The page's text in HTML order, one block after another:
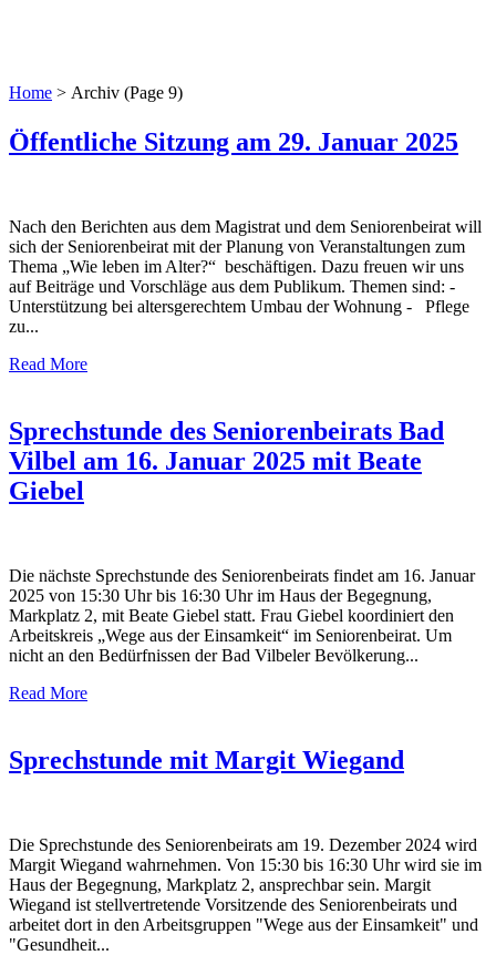
Home > Archiv (Page 9)
Öffentliche Sitzung am 29. Januar 2025
Nach den Berichten aus dem Magistrat und dem Seniorenbeirat will
sich der Seniorenbeirat mit der Planung von Veranstaltungen zum
Thema „Wie leben im Alter?“ beschäftigen. Dazu freuen wir uns
auf Beiträge und Vorschläge aus dem Publikum. Themen sind: -
Unterstützung bei altersgerechtem Umbau der Wohnung - Pflege
zu...
Read More
Sprechstunde des Seniorenbeirats Bad
Vilbel am 16. Januar 2025 mit Beate
Giebel
Die nächste Sprechstunde des Seniorenbeirats findet am 16. Januar
2025 von 15:30 Uhr bis 16:30 Uhr im Haus der Begegnung,
Markplatz 2, mit Beate Giebel statt. Frau Giebel koordiniert den
Arbeitskreis „Wege aus der Einsamkeit“ im Seniorenbeirat. Um
nicht an den Bedürfnissen der Bad Vilbeler Bevölkerung...
Read More
Sprechstunde mit Margit Wiegand
Die Sprechstunde des Seniorenbeirats am 19. Dezember 2024 wird
Margit Wiegand wahrnehmen. Von 15:30 bis 16:30 Uhr wird sie im
Haus der Begegnung, Markplatz 2, ansprechbar sein. Margit
Wiegand ist stellvertretende Vorsitzende des Seniorenbeirats und
arbeitet dort in den Arbeitsgruppen "Wege aus der Einsamkeit" und
"Gesundheit...